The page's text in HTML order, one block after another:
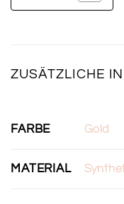
ZUSÄTZLICHE
FARBE Gold
MATERIAL